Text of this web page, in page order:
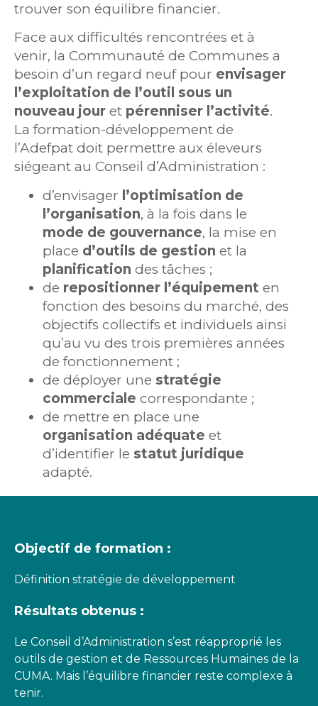
trouver son équilibre financier.
Face aux difficultés rencontrées et à
venir, la Communauté de Communes a
besoin d’un regard neuf pour envisager
l’exploitation de l’outil sous un
nouveau jour et pérenniser l’activité.
La formation-développement de
l’Adefpat doit permettre aux éleveurs
siégeant au Conseil d’Administration :
d’envisager l’optimisation de
l’organisation, à la fois dans le
mode de gouvernance, la mise en
place d’outils de gestion et la
planification des tâches ;
de repositionner l’équipement en
fonction des besoins du marché, des
objectifs collectifs et individuels ainsi
qu’au vu des trois premières années
de fonctionnement ;
de déployer une stratégie
commerciale correspondante ;
de mettre en place une
organisation adéquate et
d’identifier le statut juridique
adapté.
Objectif de formation :
Définition stratégie de développement
Résultats obtenus :
Le Conseil d’Administration s’est réapproprié les
outils de gestion et de Ressources Humaines de la
CUMA. Mais l’équilibre financier reste complexe à
tenir.